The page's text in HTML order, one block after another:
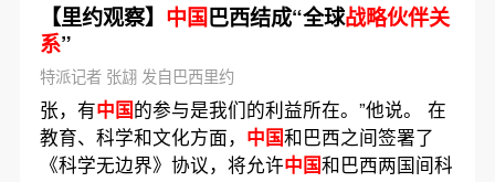
【里约观察】 中国巴西结成“全球战略伙伴关
系”
特派记者 张翃 发自巴西里约
张，有中国的参与是我们的利益所在。”他说。 在
教育、科学和文化方面， 中国和巴西之间签署了
《科学无边界》协议，将允许中国和巴西两国间科